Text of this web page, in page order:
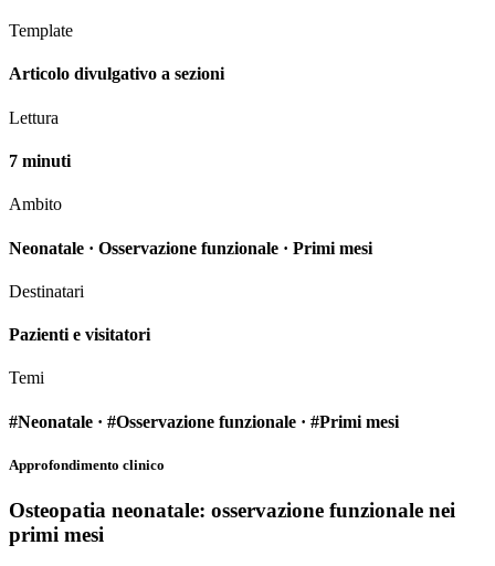
Template
Articolo divulgativo a sezioni
Lettura
7 minuti
Ambito
Neonatale · Osservazione funzionale · Primi mesi
Destinatari
Pazienti e visitatori
Temi
#Neonatale · #Osservazione funzionale · #Primi mesi
Approfondimento clinico
Osteopatia neonatale: osservazione funzionale nei
primi mesi